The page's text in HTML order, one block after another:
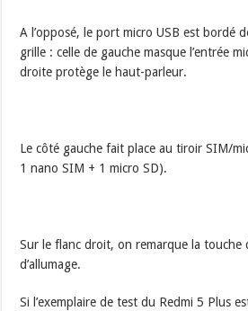
A l’opposé, le port micro USB est bordé
grille : celle de gauche masque l’entrée
droite protège le haut-parleur.
Le côté gauche fait place au tiroir SIM/
1 nano SIM + 1 micro SD).
Sur le flanc droit, on remarque la touche
d’allumage.
Si l’exemplaire de test du Redmi 5 Plus